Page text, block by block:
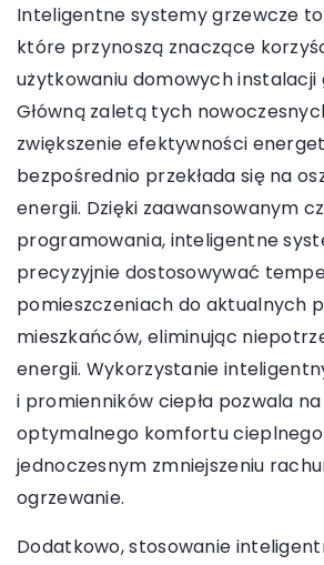
Inteligentne systemy grzewcze
które przynoszą znaczące
użytkowaniu domowych instalacji
Główną zaletą tych
zwiększenie efektywności
bezpośrednio przekłada się na
energii. Dzięki zaawansowanym
programowania, inteligentne
precyzyjnie dostosowywać
pomieszczeniach do aktualnych
mieszkańców, eliminując
energii. Wykorzystanie
i promienników ciepła pozwala
optymalnego komfortu
jednoczesnym zmniejszeniu
ogrzewanie.
Dodatkowo, stosowanie